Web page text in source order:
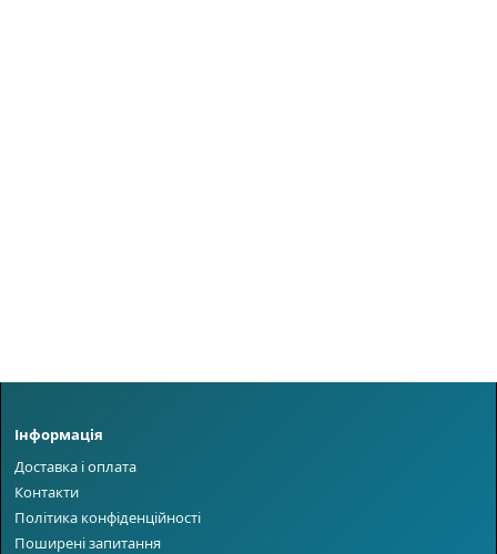
Інформація
Доставка і оплата
Контакти
Політика конфіденційності
Поширені запитання